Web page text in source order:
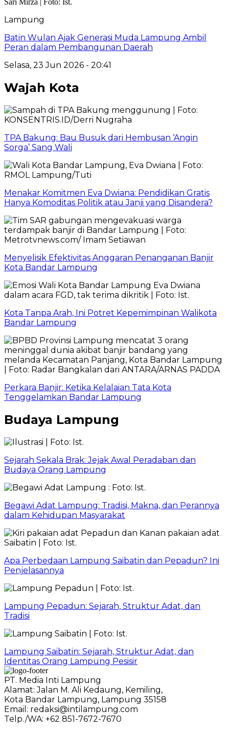
Lampung
Batin Wulan Ajak Generasi Muda Lampung Ambil
Peran dalam Pembangunan Daerah
Selasa, 23 Jun 2026 - 20:41
Wajah Kota
TPA Bakung: Bau Busuk dari Hembusan ‘Angin
Sorga’ Sang Wali
Menakar Komitmen Eva Dwiana: Pendidikan Gratis
Hanya Komoditas Politik atau Janji yang Disandera?
Menyelisik Efektivitas Anggaran Penanganan Banjir
Kota Bandar Lampung
Kota Tanpa Arah, Ini Potret Kepemimpinan Walikota
Bandar Lampung
Perkara Banjir: Ketika Kelalaian Tata Kota
Tenggelamkan Bandar Lampung
Budaya Lampung
Sejarah Sekala Brak: Jejak Awal Peradaban dan
Budaya Orang Lampung
Begawi Adat Lampung: Tradisi, Makna, dan Perannya
dalam Kehidupan Masyarakat
Apa Perbedaan Lampung Saibatin dan Pepadun? Ini
Penjelasannya
Lampung Pepadun: Sejarah, Struktur Adat, dan
Tradisi
Lampung Saibatin: Sejarah, Struktur Adat, dan
Identitas Orang Lampung Pesisir
PT. Media Inti Lampung
Alamat: Jalan M. Ali Kedaung, Kemiling,
Kota Bandar Lampung, Lampung 35158
Email: redaksi@intilampung.com
Telp./WA: +62 851-7672-7670